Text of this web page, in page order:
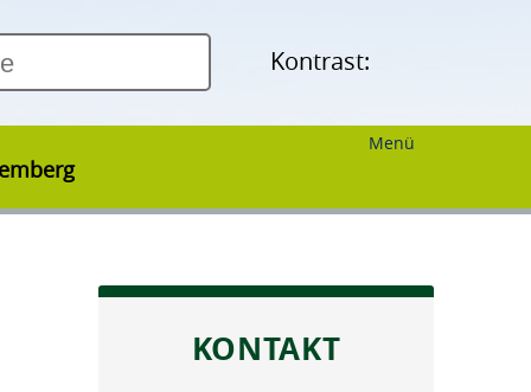
Kontrast:
Menü
KONTAKT